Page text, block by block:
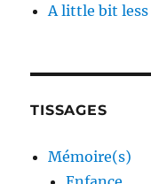
A little bit less
TISSAGES
Mémoire(s)